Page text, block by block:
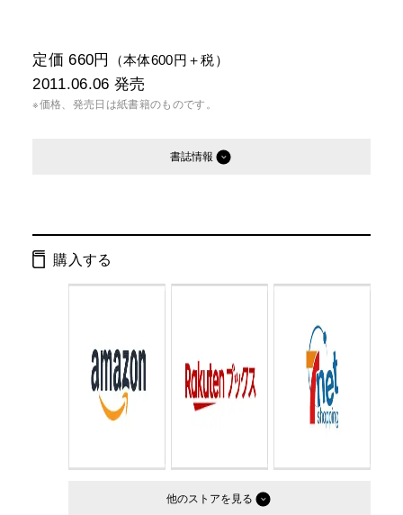
定価 660円 （本体600円＋税）
2011.06.06 発売
※価格、発売日は紙書籍のものです。
書誌情報
ページ数：
判型： 文庫判
購入する
他のストア